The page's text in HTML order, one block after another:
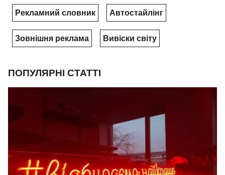
Рекламний словник Автостайлінг
Зовнішня реклама Вивіски світу
ПОПУЛЯРНІ СТАТТІ